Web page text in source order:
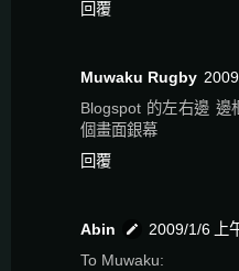
回覆
Muwaku Rugby
Blogspot 的左右邊 邊
個畫面銀幕
回覆
Abin
2009/1/6 上
To Muwaku: